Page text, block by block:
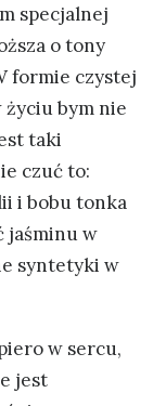
specjalnej
o tony
formie czystej
życiu bym nie
taki
czuć to:
i bobu tonka
jaśminu w
syntetyki w
w sercu,
jest